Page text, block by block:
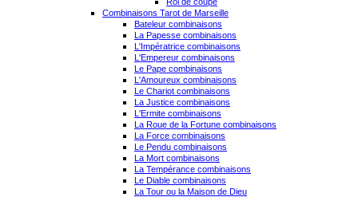
Combinaisons Tarot de Marseille
Bateleur combinaisons
La Papesse combinaisons
L'Impératrice combinaisons
L'Empereur combinaisons
Le Pape combinaisons
L'Amoureux combinaisons
Le Chariot combinaisons
La Justice combinaisons
L'Ermite combinaisons
La Roue de la Fortune combinaisons
La Force combinaisons
Le Pendu combinaisons
La Mort combinaisons
La Tempérance combinaisons
Le Diable combinaisons
La Tour ou la Maison de Dieu